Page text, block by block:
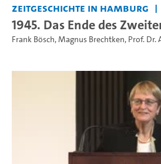
Zeitgeschichte in Hamburg
1945. Das Ende des
Frank Bösch,Magnus Brechtken, Prof. Dr.